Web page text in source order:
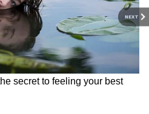
NEXT
रिवील! कप्तान हरमनप्रीत
है ये सफेद चीज